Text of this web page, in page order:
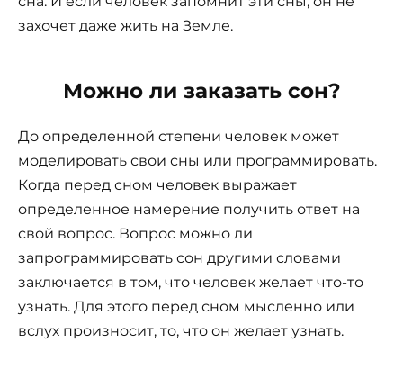
захочет даже жить на Земле.
Можно ли заказать сон?
До определенной степени человек может
моделировать свои сны или программировать.
Когда перед сном человек выражает
определенное намерение получить ответ на
свой вопрос. Вопрос можно ли
запрограммировать сон другими словами
заключается в том, что человек желает что-то
узнать. Для этого перед сном мысленно или
вслух произносит, то, что он желает узнать.